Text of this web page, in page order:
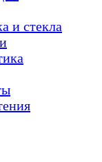
и стекла